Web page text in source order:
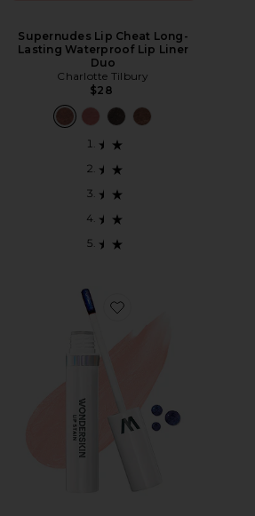
Supernudes Lip Cheat Long-
Lasting Waterproof Lip Liner
Duo
Charlotte Tilbury
$28
Favorite BATOM